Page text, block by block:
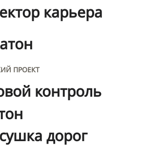
карьера
ПРОЕКТ
контроль
дорог